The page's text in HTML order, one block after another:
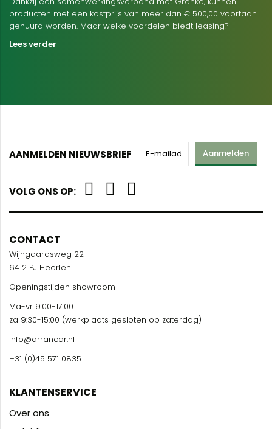
producten met een kostprijs van meer dan € 500,00 voortaan
gehuurd worden. Maar welke voordelen biedt leasing?
Lees verder
AANMELDEN NIEUWSBRIEF Aanmelden
VOLG ONS OP:
CONTACT
Wijngaardsweg 22
6412 PJ Heerlen
Openingstijden showroom
Ma-vr 9:00-17:00
za 9:30-15:00 (werkplaats gesloten op zaterdag)
info@arrancar.nl
+31 (0)45 571 0835
KLANTENSERVICE
Over ons